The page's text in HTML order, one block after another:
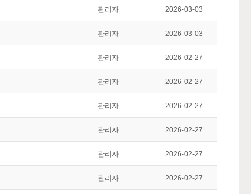
관리자 2026-03-03
관리자 2026-03-03
관리자 2026-02-27
관리자 2026-02-27
관리자 2026-02-27
관리자 2026-02-27
관리자 2026-02-27
관리자 2026-02-27